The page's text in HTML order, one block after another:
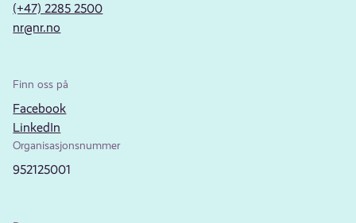
(+47) 2285 2500
nr@nr.no
Finn oss på
Facebook
LinkedIn
Organisasjonsnummer
952125001